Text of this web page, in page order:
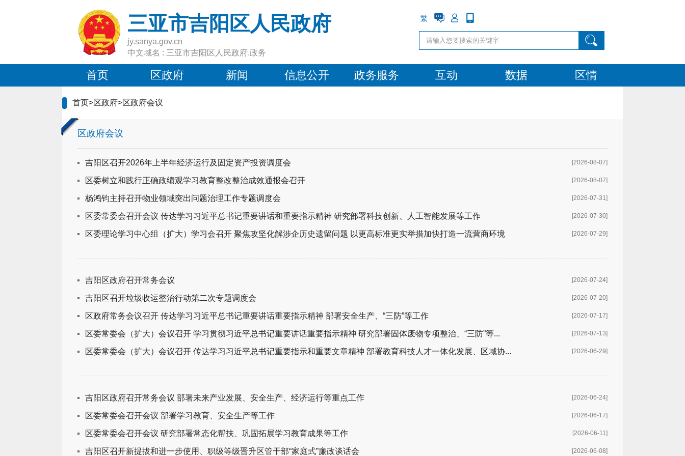
三亚市吉阳区人民政府
jy.sanya.gov.cn
中文域名 : 三亚市吉阳区人民政府.政务
繁
首页 区政府 新闻 信息公开 政务服务 互动 数据 区情
首页>区政府>区政府会议
区政府会议
[2026-08-07]
吉阳区召开2026年上半年经济运行及固定资产投资调度会
[2026-08-07]
区委树立和践行正确政绩观学习教育整改整治成效通报会召开
[2026-07-31]
杨鸿钧主持召开物业领域突出问题治理工作专题调度会
[2026-07-30]
区委常委会召开会议 传达学习习近平总书记重要讲话和重要指示精神 研究部署科技创新、人工智能发展等工作
[2026-07-29]
区委理论学习中心组（扩大）学习会召开 聚焦攻坚化解涉企历史遗留问题 以更高标准更实举措加快打造一流营商环境
[2026-07-24]
吉阳区政府召开常务会议
[2026-07-20]
吉阳区召开垃圾收运整治行动第二次专题调度会
[2026-07-17]
区政府常务会议召开 传达学习习近平总书记重要讲话重要指示精神 部署安全生产、“三防”等工作
[2026-07-13]
区委常委会（扩大）会议召开 学习贯彻习近平总书记重要讲话重要指示精神 研究部署固体废物专项整治、“三防”等...
[2026-06-29]
区委常委会（扩大）会议召开 传达学习习近平总书记重要指示和重要文章精神 部署教育科技人才一体化发展、区域协...
[2026-06-24]
吉阳区政府召开常务会议 部署未来产业发展、安全生产、经济运行等重点工作
[2026-06-17]
区委常委会召开会议 部署学习教育、安全生产等工作
[2026-06-11]
区委常委会召开会议 研究部署常态化帮扶、巩固拓展学习教育成果等工作
[2026-06-08]
吉阳区召开新提拔和进一步使用、职级等级晋升区管干部“家庭式”廉政谈话会